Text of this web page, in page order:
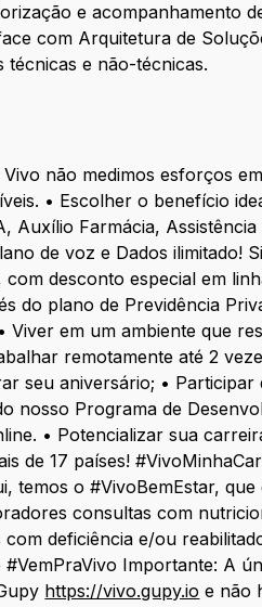
e acompanhamento
com Arquitetura de
técnicas e não-técnicas.
não medimos esforços
• Escolher o benefício
Auxílio Farmácia,
de voz e Dados ilimitado!
desconto especial em
do plano de Previdência
em um ambiente que
remotamente até 2
seu aniversário; •
Programa de
• Potencializar sua
de 17 países!
temos o #VivoBemEstar,
consultas com
deficiência e/ou
#VemPraVivo Importante: A
https://vivo.gupy.io e não